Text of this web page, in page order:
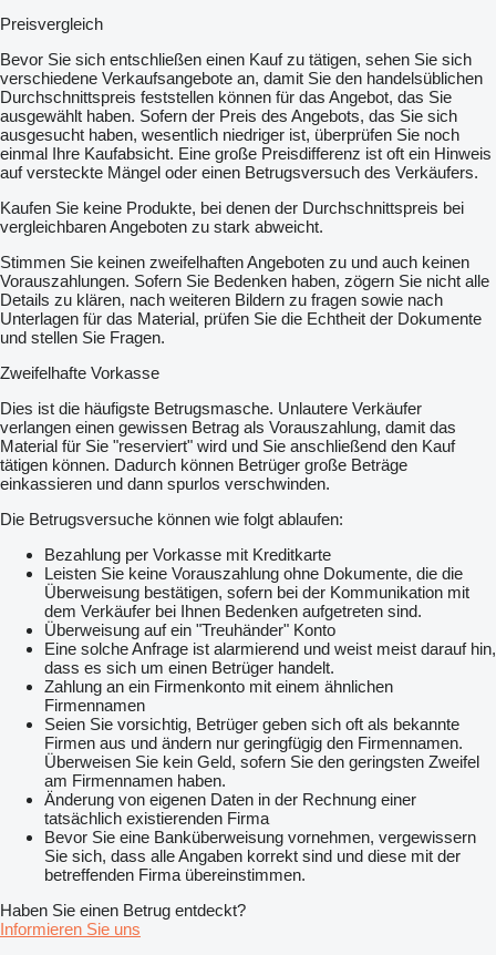
Preisvergleich
Bevor Sie sich entschließen einen Kauf zu tätigen, sehen Sie sich
verschiedene Verkaufsangebote an, damit Sie den handelsüblichen
Durchschnittspreis feststellen können für das Angebot, das Sie
ausgewählt haben. Sofern der Preis des Angebots, das Sie sich
ausgesucht haben, wesentlich niedriger ist, überprüfen Sie noch
einmal Ihre Kaufabsicht. Eine große Preisdifferenz ist oft ein Hinweis
auf versteckte Mängel oder einen Betrugsversuch des Verkäufers.
Kaufen Sie keine Produkte, bei denen der Durchschnittspreis bei
vergleichbaren Angeboten zu stark abweicht.
Stimmen Sie keinen zweifelhaften Angeboten zu und auch keinen
Vorauszahlungen. Sofern Sie Bedenken haben, zögern Sie nicht alle
Details zu klären, nach weiteren Bildern zu fragen sowie nach
Unterlagen für das Material, prüfen Sie die Echtheit der Dokumente
und stellen Sie Fragen.
Zweifelhafte Vorkasse
Dies ist die häufigste Betrugsmasche. Unlautere Verkäufer
verlangen einen gewissen Betrag als Vorauszahlung, damit das
Material für Sie "reserviert" wird und Sie anschließend den Kauf
tätigen können. Dadurch können Betrüger große Beträge
einkassieren und dann spurlos verschwinden.
Die Betrugsversuche können wie folgt ablaufen:
Bezahlung per Vorkasse mit Kreditkarte
Leisten Sie keine Vorauszahlung ohne Dokumente, die die
Überweisung bestätigen, sofern bei der Kommunikation mit
dem Verkäufer bei Ihnen Bedenken aufgetreten sind.
Überweisung auf ein "Treuhänder" Konto
Eine solche Anfrage ist alarmierend und weist meist darauf hin,
dass es sich um einen Betrüger handelt.
Zahlung an ein Firmenkonto mit einem ähnlichen
Firmennamen
Seien Sie vorsichtig, Betrüger geben sich oft als bekannte
Firmen aus und ändern nur geringfügig den Firmennamen.
Überweisen Sie kein Geld, sofern Sie den geringsten Zweifel
am Firmennamen haben.
Änderung von eigenen Daten in der Rechnung einer
tatsächlich existierenden Firma
Bevor Sie eine Banküberweisung vornehmen, vergewissern
Sie sich, dass alle Angaben korrekt sind und diese mit der
betreffenden Firma übereinstimmen.
Haben Sie einen Betrug entdeckt?
Informieren Sie uns